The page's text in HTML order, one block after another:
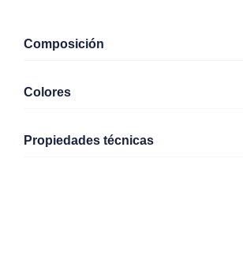
Composición
Colores
Propiedades técnicas